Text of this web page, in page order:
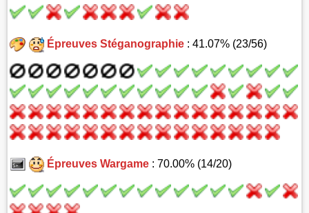
Épreuves Stéganographie: 41.07% (23/56)
Épreuves Wargame: 70.00% (14/20)